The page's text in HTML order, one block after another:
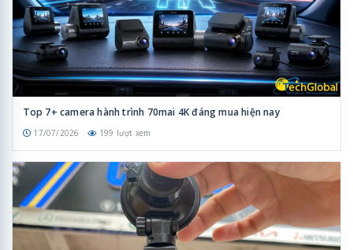
Top 7+ camera hành trình 70mai 4K đáng mua hiện nay
17/07/2026 199 lượt xem